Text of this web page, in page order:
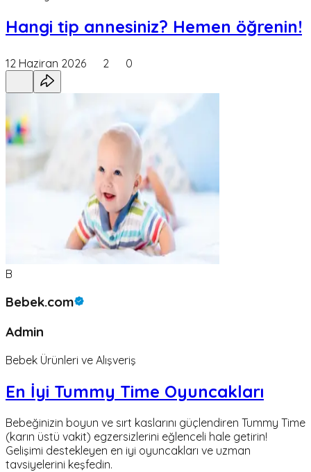
Hangi tip annesiniz? Hemen öğrenin!
12 Haziran 2026 2 0
B
Bebek.com
Admin
Bebek Ürünleri ve Alışveriş
En İyi Tummy Time Oyuncakları
Bebeğinizin boyun ve sırt kaslarını güçlendiren Tummy Time
(karın üstü vakit) egzersizlerini eğlenceli hale getirin!
Gelişimi destekleyen en iyi oyuncakları ve uzman
tavsiyelerini keşfedin.